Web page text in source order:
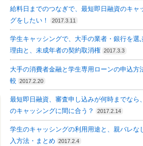
給料日までのつなぎで、最短即日融資のキャ
グをしたい！
2017.3.11
学生キャッシングで、大手の業者・銀行を選
理由と、未成年者の契約取消権 2017.3.3
大手の消費者金融と学生専用ローンの申込方
較
2017.2.20
最短即日融資、審査申し込みが何時までなら
のキャッシングに間に合う？
2017.2.14
学生のキャッシングの利用用途と、親バレな
入方法・まとめ
2017.2.4